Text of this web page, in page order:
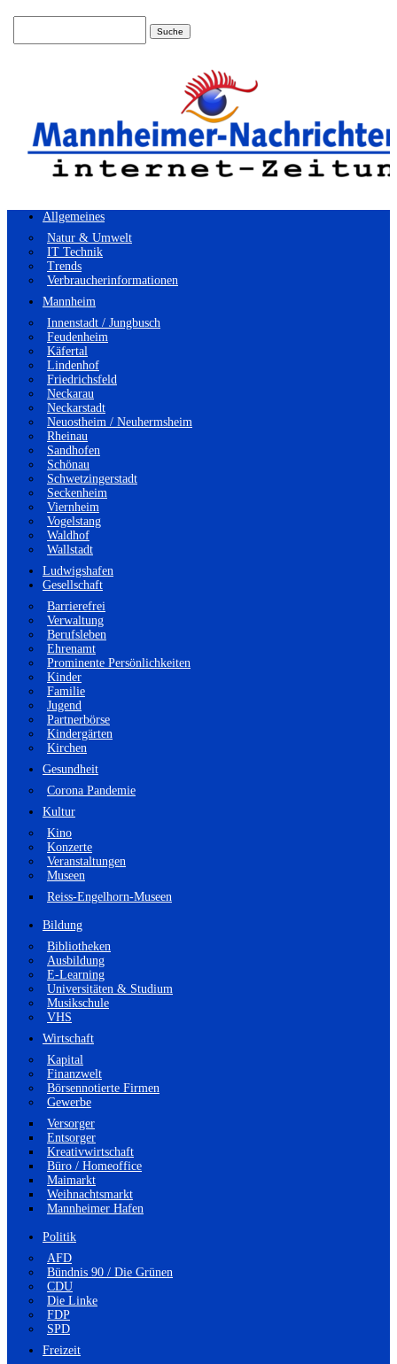
Allgemeines
Natur & Umwelt
IT Technik
Trends
Verbraucherinformationen
Mannheim
Innenstadt / Jungbusch
Feudenheim
Käfertal
Lindenhof
Friedrichsfeld
Neckarau
Neckarstadt
Neuostheim / Neuhermsheim
Rheinau
Sandhofen
Schönau
Schwetzingerstadt
Seckenheim
Viernheim
Vogelstang
Waldhof
Wallstadt
Ludwigshafen
Gesellschaft
Barrierefrei
Verwaltung
Berufsleben
Ehrenamt
Prominente Persönlichkeiten
Kinder
Familie
Jugend
Partnerbörse
Kindergärten
Kirchen
Gesundheit
Corona Pandemie
Kultur
Kino
Konzerte
Veranstaltungen
Museen
Reiss-Engelhorn-Museen
Bildung
Bibliotheken
Ausbildung
E-Learning
Universitäten & Studium
Musikschule
VHS
Wirtschaft
Kapital
Finanzwelt
Börsennotierte Firmen
Gewerbe
Versorger
Entsorger
Kreativwirtschaft
Büro / Homeoffice
Maimarkt
Weihnachtsmarkt
Mannheimer Hafen
Politik
AFD
Bündnis 90 / Die Grünen
CDU
Die Linke
FDP
SPD
Freizeit